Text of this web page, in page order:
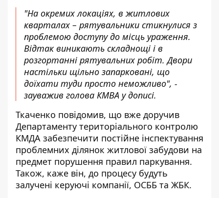
"На окремих локаціях, в житлових
кварталах – рятувальники стикнулися з
проблемою доступу до місць ураження.
Відтак виникають складнощі і в
розгортанні рятувальних робіт. Двори
настільки щільно запарковані, що
доїхати туди просто неможливо", -
зауважив голова КМВА у дописі.
Ткаченко повідомив, що вже доручив
Департаменту територіального контролю
КМДА забезпечити постійне інспектування
проблемних ділянок житлової забудови на
предмет порушення правил паркування.
Також, каже він, до процесу будуть
залучені керуючі компанії, ОСББ та ЖБК.